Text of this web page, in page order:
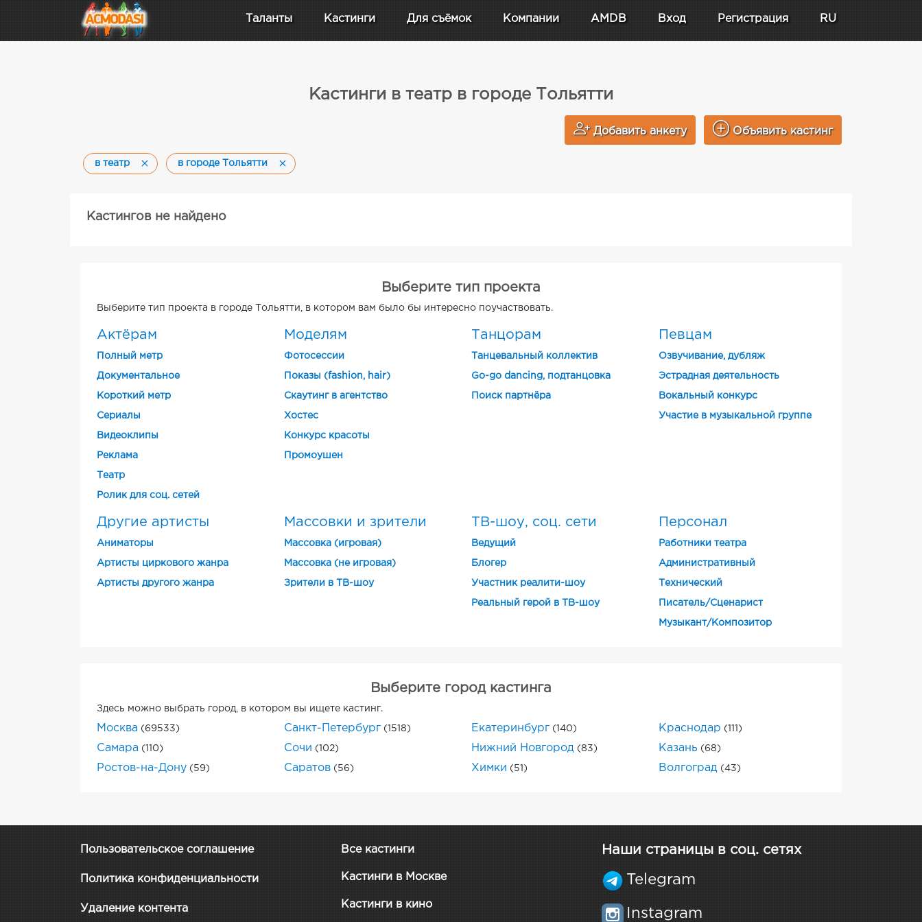
Таланты Кастинги Для съёмок Компании AMDB Вход Регистрация RU
Кастинги в театр в городе Тольятти
Добавить анкету Объявить кастинг
в театр в городе Тольятти
Кастингов не найдено
Выберите тип проекта
Выберите тип проекта в городе Тольятти, в котором вам было бы интересно поучаствовать.
Актёрам
Полный метр
Документальное
Короткий метр
Cериалы
Видеоклипы
Реклама
Театр
Ролик для соц. сетей
Моделям
Фотосессии
Показы (fashion, hair)
Скаутинг в агентство
Хостес
Конкурс красоты
Промоушен
Танцорам
Танцевальный коллектив
Go-go dancing, подтанцовка
Поиск партнёра
Певцам
Озвучивание, дубляж
Эстрадная деятельность
Вокальный конкурс
Участие в музыкальной группе
Другие артисты
Аниматоры
Артисты циркового жанра
Артисты другого жанра
Массовки и зрители
Массовка (игровая)
Массовка (не игровая)
Зрители в ТВ-шоу
ТВ-шоу, соц. сети
Ведущий
Блогер
Участник реалити-шоу
Реальный герой в ТВ-шоу
Персонал
Работники театра
Административный
Технический
Писатель/Сценарист
Музыкант/Композитор
Выберите город кастинга
Здесь можно выбрать город, в котором вы ищете кастинг.
Москва (69533) Санкт-Петербург (1518) Екатеринбург (140) Краснодар (111)
Самара (110) Сочи (102) Нижний Новгород (83) Казань (68)
Ростов-на-Дону (59) Саратов (56) Химки (51) Волгоград (43)
Пользовательское соглашение
Политика конфиденциальности
Удаление контента
Все кастинги
Кастинги в Москве
Кастинги в кино
Наши страницы в соц. сетях
Telegram
Instagram